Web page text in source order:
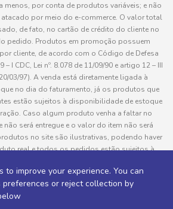
to improve your experience. You can
preferences or reject collection by
menos, por conta de produtos variáveis; e não
por meio do e-commerce. O valor total
de fato, no cartão de crédito do cliente no
pedido. Produtos em promoção possuem
cliente, de acordo com o Código de Defesa
I CDC, Lei nº. 8.078 de 11/09/90 e artigo 12 – III
03/97). A venda está diretamente ligada à
no dia do faturamento, já os produtos que
estão sujeitos à disponibilidade de estoque
Caso algum produto venha a faltar no
não será entregue e o valor do item não será
no site são ilustrativas, podendo haver
real e todos os pedidos estão sujeitos à
em “Política de Entregas”